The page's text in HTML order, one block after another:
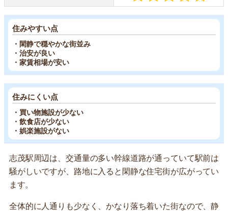
住みやすい点
・閑静で穏やかな街並み
・治安が良い
・家賃相場が安い
住みにくい点
・買い物施設が少ない
・飲食店が少ない
・娯楽施設がない
志茂駅周辺は、交通量の多い幹線道路が通っていて駅前は
騒がしいですが、路地に入ると閑静な住宅街が広がってい
ます。
全体的に人通りも少なく、かなり落ち着いた街なので、静